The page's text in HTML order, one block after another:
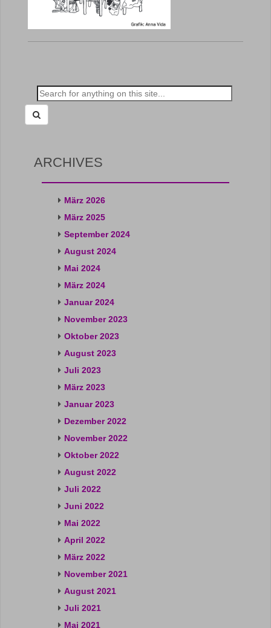
Search
for:
ARCHIVES
März 2026
März 2025
September 2024
August 2024
Mai 2024
März 2024
Januar 2024
November 2023
Oktober 2023
August 2023
Juli 2023
März 2023
Januar 2023
Dezember 2022
November 2022
Oktober 2022
August 2022
Juli 2022
Juni 2022
Mai 2022
April 2022
März 2022
November 2021
August 2021
Juli 2021
Mai 2021